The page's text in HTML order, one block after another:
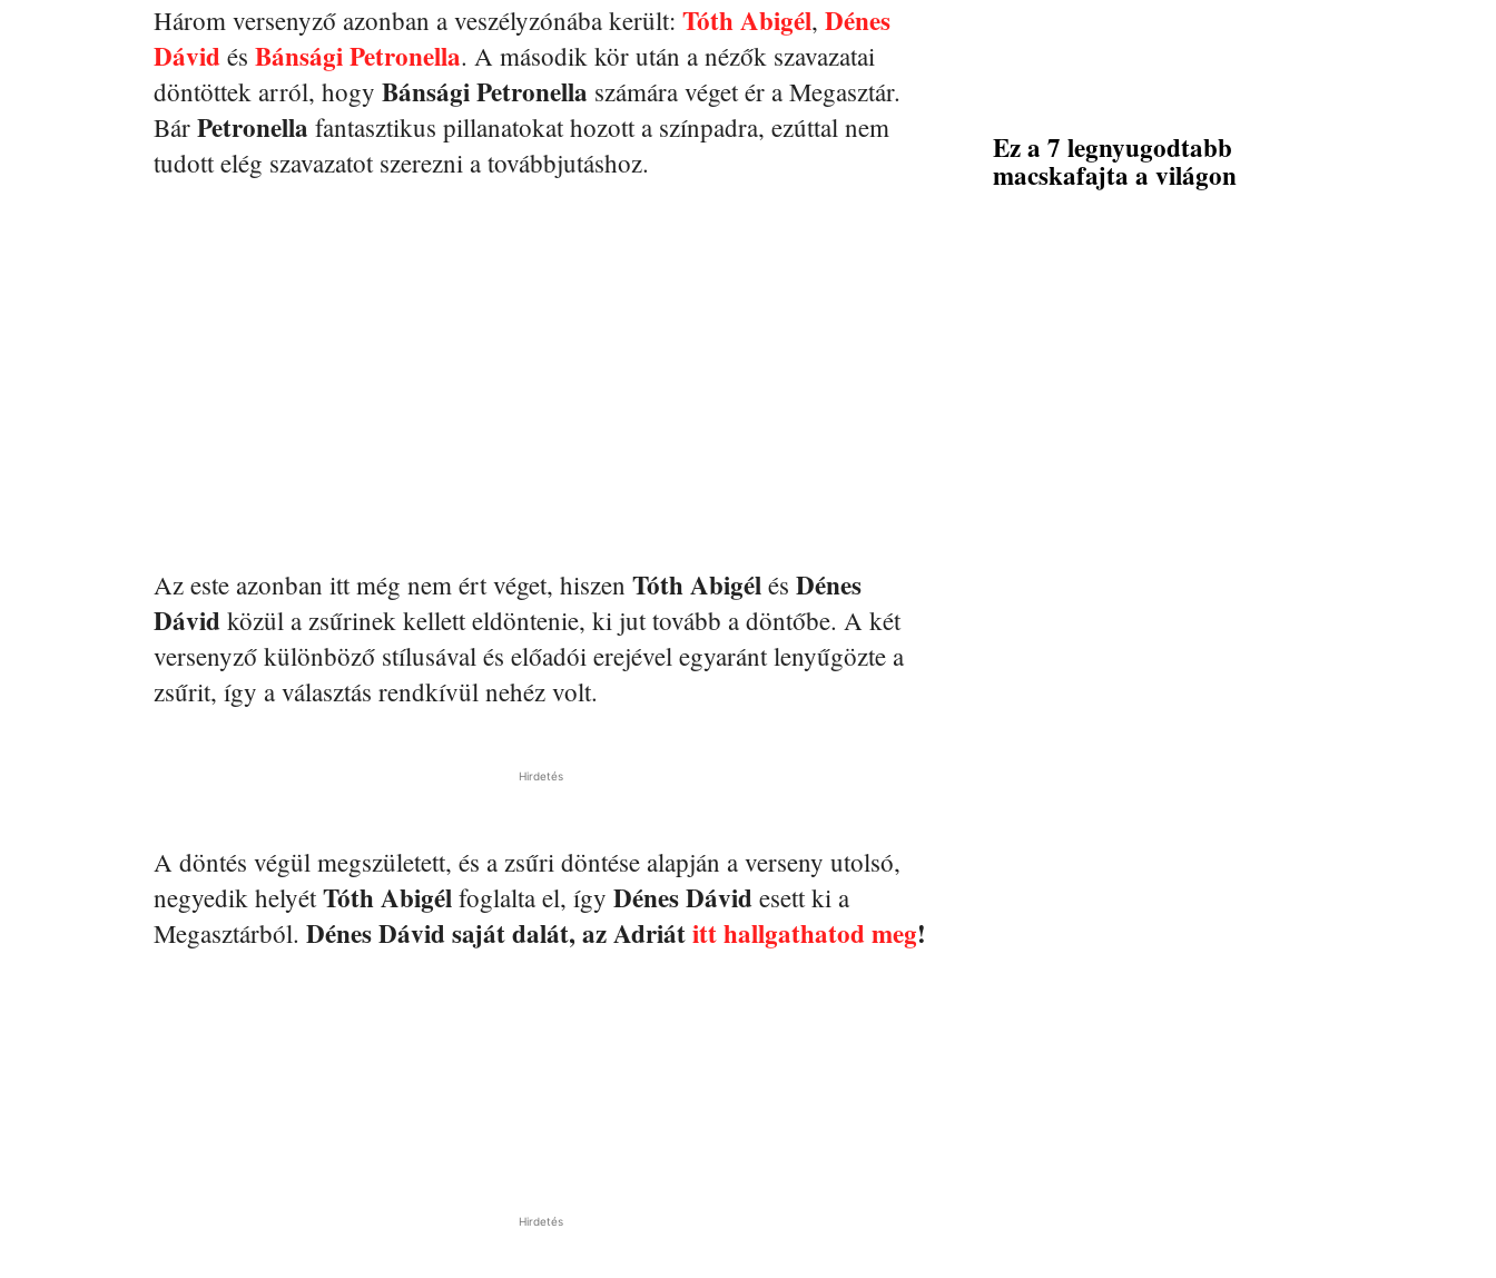
Három versenyző azonban a veszélyzónába került: Tóth Abigél, Dénes
Dávid és Bánsági Petronella. A második kör után a nézők szavazatai
döntöttek arról, hogy Bánsági Petronella számára véget ér a Megasztár.
Bár Petronella fantasztikus pillanatokat hozott a színpadra, ezúttal nem
tudott elég szavazatot szerezni a továbbjutáshoz.
Az este azonban itt még nem ért véget, hiszen Tóth Abigél és Dénes
Dávid közül a zsűrinek kellett eldöntenie, ki jut tovább a döntőbe. A két
versenyző különböző stílusával és előadói erejével egyaránt lenyűgözte a
zsűrit, így a választás rendkívül nehéz volt.
Hirdetés
A döntés végül megszületett, és a zsűri döntése alapján a verseny utolsó,
negyedik helyétTóth Abigél foglalta el, így Dénes Dávid esett ki a
Megasztárból. Dénes Dávid saját dalát, az Adriátitt hallgathatod meg!
Hirdetés
Ez a 7 legnyugodtabb
macskafajta a világon